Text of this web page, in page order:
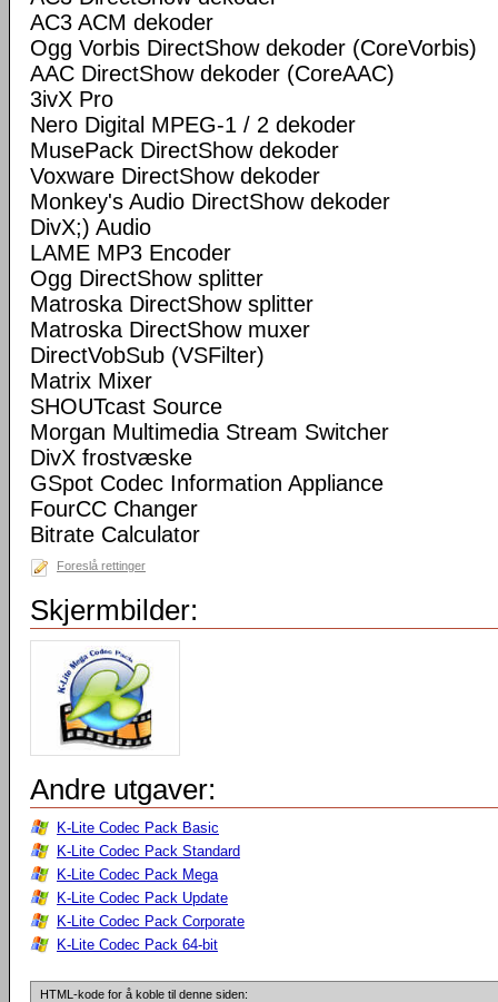
AC3 ACM dekoder
Ogg Vorbis DirectShow dekoder (CoreVorbis)
AAC DirectShow dekoder (CoreAAC)
3ivX Pro
Nero Digital MPEG-1 / 2 dekoder
MusePack DirectShow dekoder
Voxware DirectShow dekoder
Monkey's Audio DirectShow dekoder
DivX;) Audio
LAME MP3 Encoder
Ogg DirectShow splitter
Matroska DirectShow splitter
Matroska DirectShow muxer
DirectVobSub (VSFilter)
Matrix Mixer
SHOUTcast Source
Morgan Multimedia Stream Switcher
DivX frostvæske
GSpot Codec Information Appliance
FourCC Changer
Bitrate Calculator
Foreslå rettinger
Skjermbilder:
Andre utgaver:
K-Lite Codec Pack Basic
K-Lite Codec Pack Standard
K-Lite Codec Pack Mega
K-Lite Codec Pack Update
K-Lite Codec Pack Corporate
K-Lite Codec Pack 64-bit
HTML-kode for å koble til denne siden: